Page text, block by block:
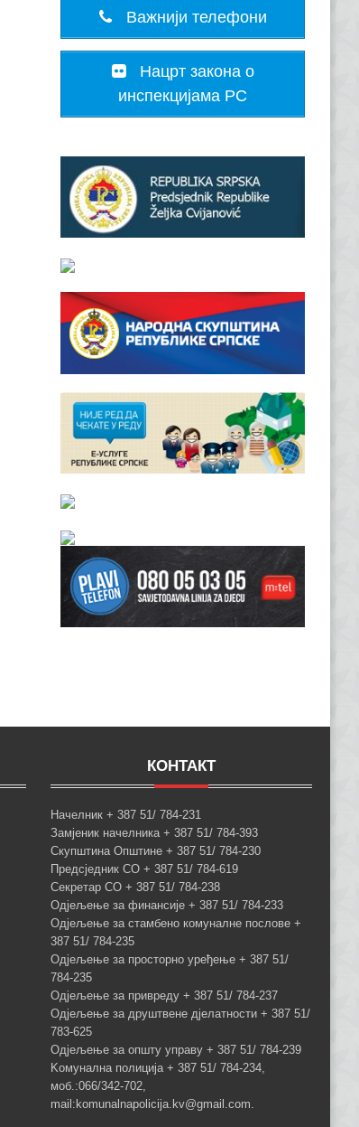
Важнији телефони
Нацрт закона о
инспекцијама РС
КОНТАКТ
Начелник + 387 51/ 784-231
Замјеник начелника + 387 51/ 784-393
Скупштина Општине + 387 51/ 784-230
Предсједник СО + 387 51/ 784-619
Секретар СО + 387 51/ 784-238
Одјељење за финансије + 387 51/ 784-233
Одјељење за стамбено комуналне послове +
387 51/ 784-235
Одјељење за просторно уређење + 387 51/
784-235
Одјељење за привреду + 387 51/ 784-237
Одјељење за друштвене дјелатности + 387 51/
783-625
Одјељење за општу управу + 387 51/ 784-239
Kомунална полиција + 387 51/ 784-234,
моб.:066/342-702,
mail:komunalnapolicija.kv@gmail.com.